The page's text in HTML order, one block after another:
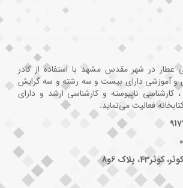
در شهر مقدس مشهد با استفاده از کادر
و آموزشی دارای بیست و سه رشته و سه گرایش
کارشناسی ناپیوسته و کارشناسی ارشد و دارای
فعالیت می‌نماید.
پلاک 6و8